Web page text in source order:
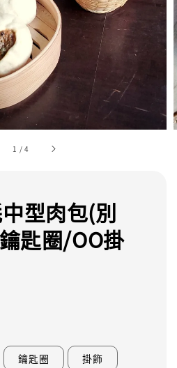
1 /4
型肉包(別
匙圈/OO掛
鑰匙圈 掛飾